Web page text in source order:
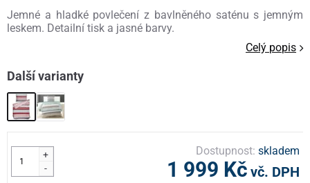
Jemné a hladké povlečení z bavlněného saténu s jemným
leskem. Detailní tisk a jasné barvy.
Celý popis
Další varianty
+
-
Dostupnost:skladem
1 999 Kč vč. DPH